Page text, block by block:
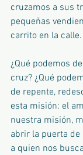
cruzamos a sus
pequeñas
carrito en la calle.
¿Qué podemos
cruz? ¿Qué
de repente,
esta misión: el
nuestra misión,
abrir la puerta de
a quien nos